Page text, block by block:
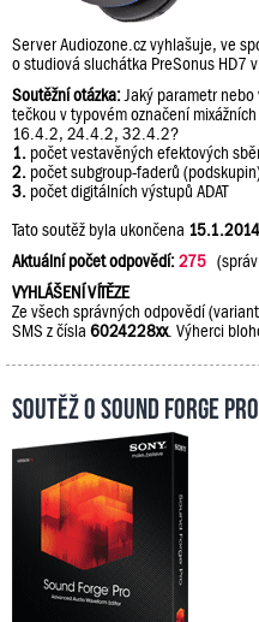
Server Audiozone.cz vyhlašuje, ve
o studiová sluchátka PreSonus HD7
Soutěžní otázka: Jaký parametr
tečkou v typovém označení
16.4.2, 24.4.2, 32.4.2?
1. počet vestavěných efektových
2. počet subgroup-faderů
3. počet digitálních výstupů ADAT
Tato soutěž byla ukončena 15.1.2014
Aktuální počet odpovědí:275
VYHLÁŠENÍ VÍTĚZE
Ze všech správných odpovědí
SMS z čísla 6024228xx. Výherci
Soutěž o Sound Forge